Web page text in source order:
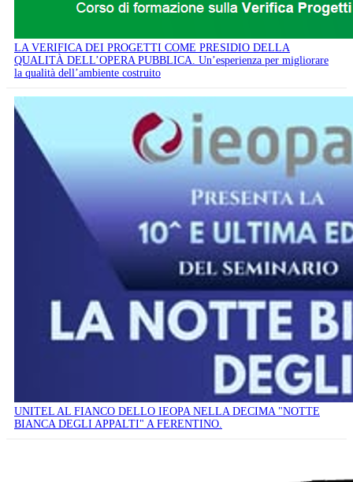
LA VERIFICA DEI PROGETTI COME PRESIDIO DELLA
QUALITÀ DELL’OPERA PUBBLICA. Un’esperienza per migliorare
la qualità dell’ambiente costruito
UNITEL AL FIANCO DELLO IEOPA NELLA DECIMA "NOTTE
BIANCA DEGLI APPALTI" A FERENTINO.